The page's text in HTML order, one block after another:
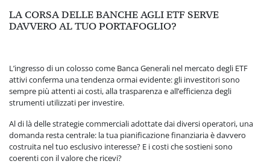
LA CORSA DELLE BANCHE AGLI ETF SERVE
DAVVERO AL TUO PORTAFOGLIO?
L’ingresso di un colosso come Banca Generali nel mercato degli ETF
attivi conferma una tendenza ormai evidente: gli investitori sono
sempre più attenti ai costi, alla trasparenza e all’efficienza degli
strumenti utilizzati per investire.
Al di là delle strategie commerciali adottate dai diversi operatori, una
domanda resta centrale: la tua pianificazione finanziaria è davvero
costruita nel tuo esclusivo interesse? E i costi che sostieni sono
coerenti con il valore che ricevi?